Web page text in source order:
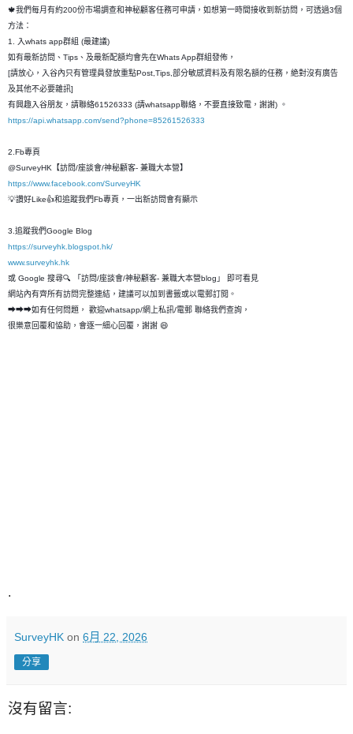
🍁我們每月有約200份市場調查和神秘顧客任務可申請，如想第一時間接收到新訪問，可透過3個
方法：
1. 入whats app群組 (最建議)
如有最新訪問、Tips、及最新配額均會先在Whats App群組發佈，
[請放心，入谷內只有管理員發放重點Post,Tips,部分敏感資料及有限名額的任務，絶對沒有廣告
及其他不必要雜訊]
有興趣入谷朋友，請聯絡61526333 (請whatsapp聯絡，不要直接致電，謝謝) 。
https://api.whatsapp.com/send?phone=85261526333
2.Fb專頁
@SurveyHK【訪問/座談會/神秘顧客- 兼職大本營】
https://www.facebook.com/SurveyHK
💡讚好Like👍和追蹤我們Fb專頁，一出新訪問會有顯示
3.追蹤我們Google Blog
https://surveyhk.blogspot.hk/
www.surveyhk.hk
或 Google 搜尋🔍 「訪問/座談會/神秘顧客- 兼職大本營blog」 即可看見
網站內有齊所有訪問完整連結，建議可以加到書籤或以電郵訂閱。
➡➡➡如有任何問題， 歡迎whatsapp/網上私訊/電郵 聯絡我們查詢，
很樂意回覆和恊助，會逐一細心回覆，謝謝 😄
.
SurveyHK on 6月 22, 2026
分享
沒有留言: